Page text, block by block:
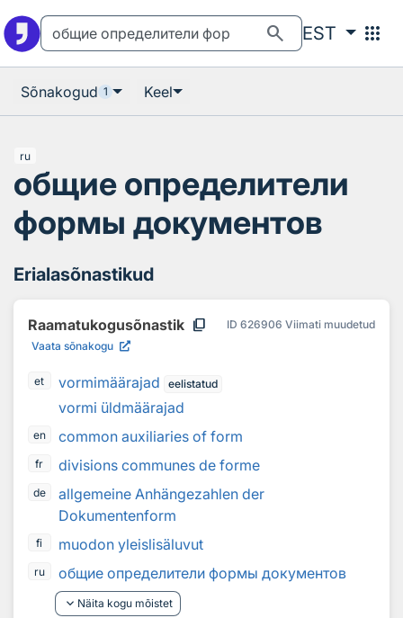
search EST apps
Sõnakogud 1 Keel
ru
общие определители
формы документов
Erialasõnastikud
Raamatukogusõnastik content_copy ID 626906 Viimati muudetud
Vaata sõnakogu
et vormimäärajad eelistatud
vormi üldmäärajad
en common auxiliaries of form
fr divisions communes de forme
de
allgemeine Anhängezahlen der
Dokumentenform
fi muodon yleislisäluvut
ru
общие определители формы документов
keyboard_arrow_down Näita kogu mõistet